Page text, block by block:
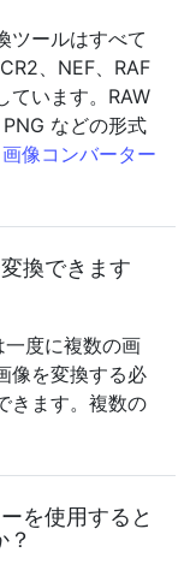
ツールはすべて
、NEF、RAF
ています。RAW
などの形式
像コンバーター
換できます
度に複数の画
像を変換する必
きます。複数の
を使用すると